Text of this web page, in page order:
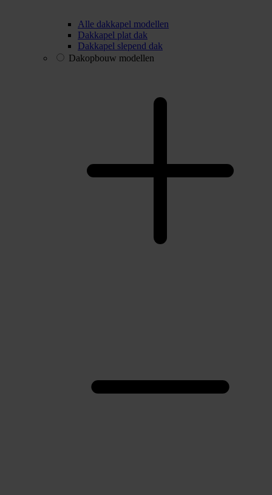
Alle dakkapel modellen
Dakkapel plat dak
Dakkapel slepend dak
Dakopbouw modellen